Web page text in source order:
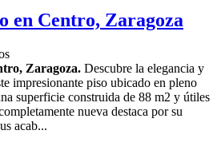
en Centro, Zaragoza
Zaragoza. Descubre la elegancia y
impresionante piso ubicado en pleno
superficie construida de 88 m2 y útiles
nueva destaca por su
acab...